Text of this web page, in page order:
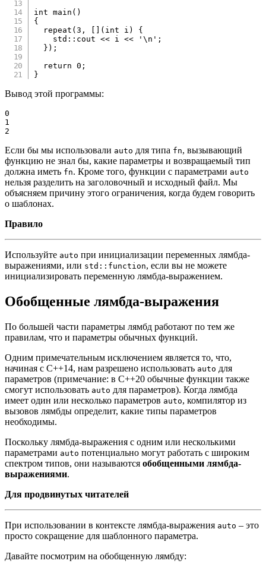
int
main ( )
{
repeat (3 , ( int i )
{
    std
:: cout << i << '\n' ;
} ) ;
return
0 ;
}
Вывод этой программы:
0
1
2
Если бы мы использовали auto для типа fn, вызывающий
функцию не знал бы, какие параметры и возвращаемый тип
должна иметь fn. Кроме того, функции с параметрами auto
нельзя разделить на заголовочный и исходный файл. Мы
объясняем причину этого ограничения, когда будем говорить
о шаблонах.
Правило
Используйте auto при инициализации переменных лямбда-
выражениями, или std::function, если вы не можете
инициализировать переменную лямбда-выражением.
Обобщенные лямбда-выражения
По большей части параметры лямбд работают по тем же
правилам, что и параметры обычных функций.
Одним примечательным исключением является то, что,
начиная с C++14, нам разрешено использовать auto для
параметров (примечание: в C++20 обычные функции также
смогут использовать auto для параметров). Когда лямбда
имеет один или несколько параметров auto, компилятор из
вызовов лямбды определит, какие типы параметров
необходимы.
Поскольку лямбда-выражения с одним или несколькими
параметрами auto потенциально могут работать с широким
спектром типов, они называются обобщенными лямбда-
выражениями.
Для продвинутых читателей
При использовании в контексте лямбда-выражения auto – это
просто сокращение для шаблонного параметра.
Давайте посмотрим на обобщенную лямбду: